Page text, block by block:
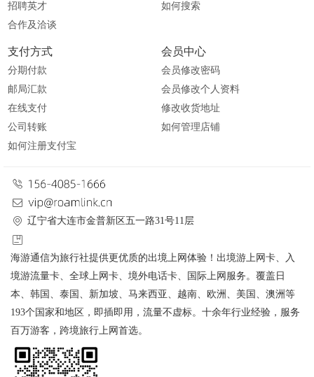
招聘英才
合作及洽谈
如何搜索
支付方式
分期付款
邮局汇款
在线支付
公司转账
如何注册支付宝
会员中心
会员修改密码
会员修改个人资料
修改收货地址
如何管理店铺
辽宁省大连市金普新区五一路31号11层
海游通信为旅行社提供更优质的出境上网体验！出境游上网卡、入
境游流量卡、全球上网卡、境外电话卡、国际上网服务。覆盖日
本、韩国、泰国、新加坡、马来西亚、越南、欧洲、美国、澳洲等
193个国家和地区，即插即用，流量不虚标。十余年行业经验，服务
百万游客，跨境旅行上网首选。